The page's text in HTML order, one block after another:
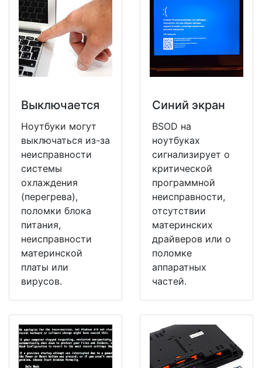
Выключается
Ноутбуки могут
выключаться из-за
неисправности
системы
охлаждения
(перегрева),
поломки блока
питания,
неисправности
материнской
платы или
вирусов.
Синий экран
BSOD на
ноутбуках
сигнализирует о
критической
программной
неисправности,
отсутствии
материнских
драйверов или о
поломке
аппаратных
частей.